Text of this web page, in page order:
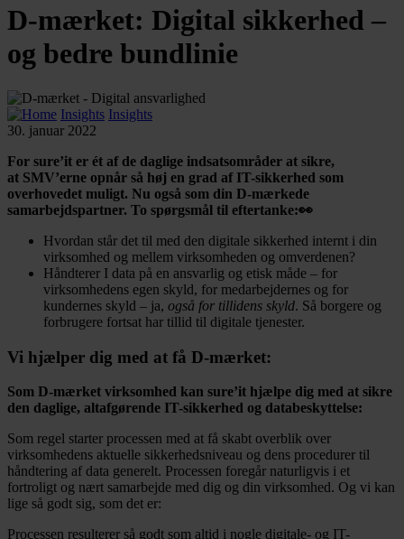
D-mærket: Digital sikkerhed –
og bedre bundlinie
Insights Insights
30. januar 2022
For sure’it er ét af de daglige indsatsområder at sikre,
at SMV’erne opnår så høj en grad af IT-sikkerhed som
overhovedet muligt. Nu også som din D-mærkede
samarbejdspartner. To spørgsmål til eftertanke:👀
Hvordan står det til med den digitale sikkerhed internt i din
virksomhed og mellem virksomheden og omverdenen?
Håndterer I data på en ansvarlig og etisk måde – for
virksomhedens egen skyld, for medarbejdernes og for
kundernes skyld – ja, også for tillidens skyld. Så borgere og
forbrugere fortsat har tillid til digitale tjenester.
Vi hjælper dig med at få D-mærket:
Som D-mærket virksomhed kan sure’it hjælpe dig med at sikre
den daglige, altafgørende IT-sikkerhed og databeskyttelse:
Som regel starter processen med at få skabt overblik over
virksomhedens aktuelle sikkerhedsniveau og dens procedurer til
håndtering af data generelt. Processen foregår naturligvis i et
fortroligt og nært samarbejde med dig og din virksomhed. Og vi kan
lige så godt sig, som det er:
Processen resulterer så godt som altid i nogle digitale- og IT-